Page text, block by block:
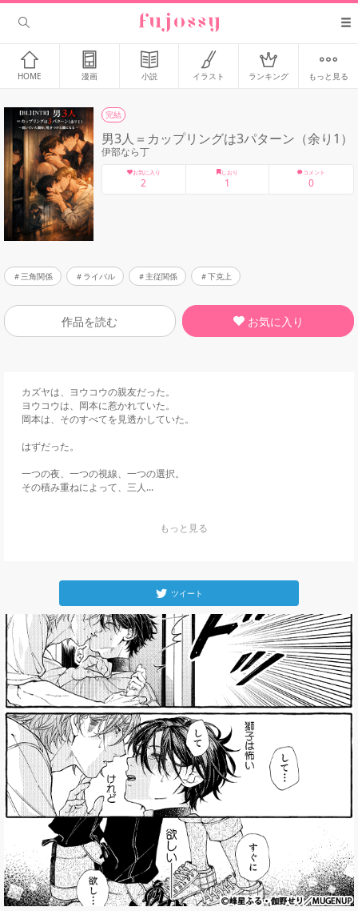
HOME 漫画 小説 イラスト ランキング もっと見る
完結
男3人＝カップリングは3パターン（余り1）
伊部なら丁
お気に入り
2
しおり
1
コメント
0
三角関係 ライバル 主従関係 下克上
作品を読む お気に入り
カズヤは、ヨウコウの親友だった。
ヨウコウは、岡本に惹かれていた。
岡本は、そのすべてを見透かしていた。
はずだった。
一つの夜、一つの視線、一つの選択。
その積み重ねによって、三人...
ツイート